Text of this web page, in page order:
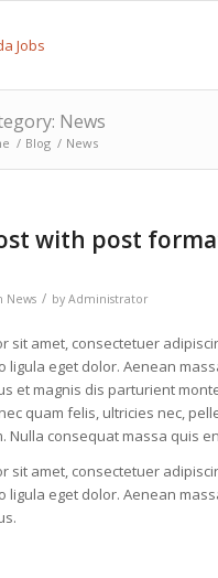
News
/ Blog / News
with post
News / by Administrator
sit amet, consectetuer
ligula eget dolor. Aenean
et magnis dis parturient
quam felis, ultricies nec,
Nulla consequat massa quis
sit amet, consectetuer
ligula eget dolor. Aenean